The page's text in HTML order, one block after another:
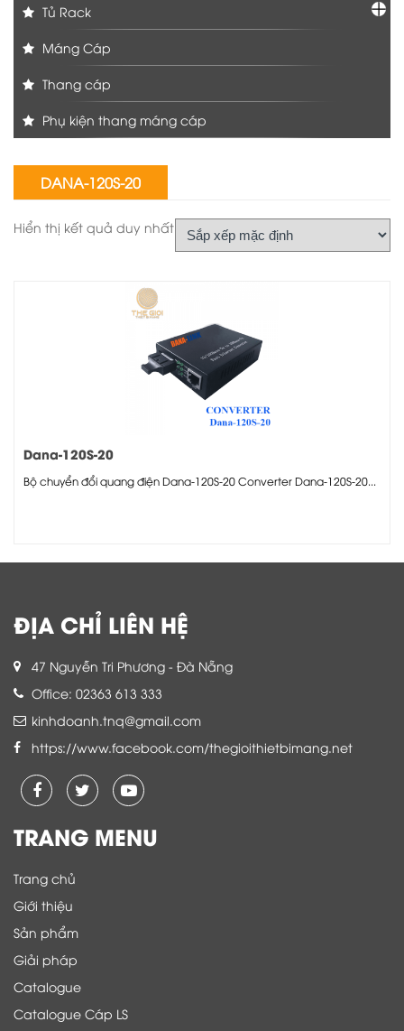
Tủ Rack
Máng Cáp
Thang cáp
Phụ kiện thang máng cáp
DANA-120S-20
Hiển thị kết quả duy nhất
Dana-120S-20
Bộ chuyển đổi quang điện Dana-120S-20 Converter Dana-120S-20...
ĐỊA CHỈ LIÊN HỆ
47 Nguyễn Tri Phương - Đà Nẵng
Office: 02363 613 333
kinhdoanh.tnq@gmail.com
https://www.facebook.com/thegioithietbimang.net
TRANG MENU
Trang chủ
Giới thiệu
Sản phẩm
Giải pháp
Catalogue
Catalogue Cáp LS